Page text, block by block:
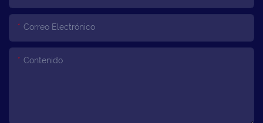
Correo Electrónico
Contenido